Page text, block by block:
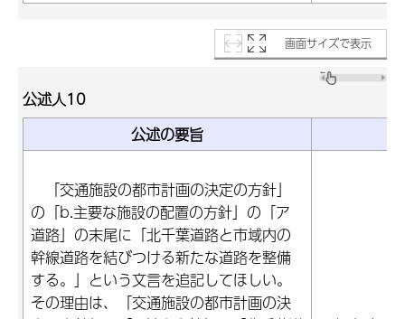
画面サイズで表示
公述人10
公述の要旨
「交通施設の都市計画の決定の方針」
の「b.主要な施設の配置の方針」の「ア
道路」の末尾に「北千葉道路と市域内の
幹線道路を結びつける新たな道路を整備
する。」という文言を追記してほしい。
その理由は、「交通施設の都市計画の決